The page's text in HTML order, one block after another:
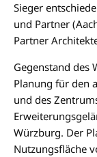
Sieger
und Partner
Partner
Gegenstand des
Planung für den
und des
Würzburg. Der
Nutzungsfläche